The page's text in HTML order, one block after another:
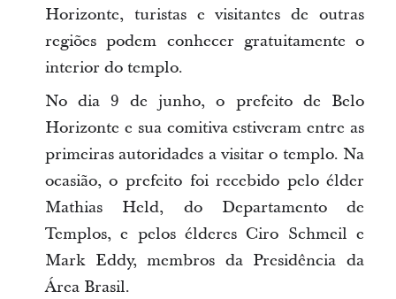
Horizonte, turistas e visitantes de outras
regiões podem conhecer gratuitamente o
interior do templo.
No dia 9 de junho, o prefeito de Belo
Horizonte e sua comitiva estiveram entre as
primeiras autoridades a visitar o templo. Na
ocasião, o prefeito foi recebido pelo élder
Mathias Held, do Departamento de
Templos, e pelos élderes Ciro Schmeil e
Mark Eddy, membros da Presidência da
Área Brasil.